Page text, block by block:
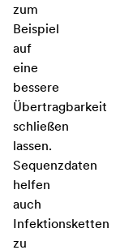
zum
Beispiel
auf
eine
bessere
Übertragbarkeit
schließen
lassen.
Sequenzdaten
helfen
auch
Infektionsketten
zu